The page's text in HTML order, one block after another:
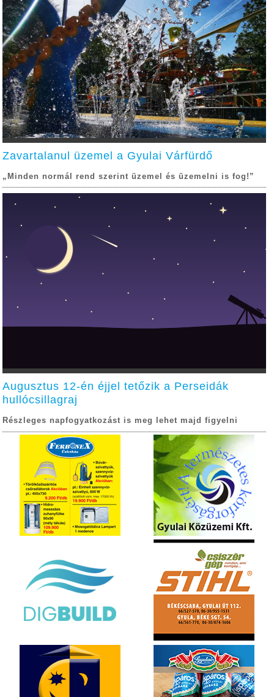
Zavartalanul üzemel a Gyulai Várfürdő
„Minden normál rend szerint üzemel és üzemelni is fog!”
Augusztus 12-én éjjel tetőzik a Perseidák
hullócsillagraj
Részleges napfogyatkozást is meg lehet majd figyelni